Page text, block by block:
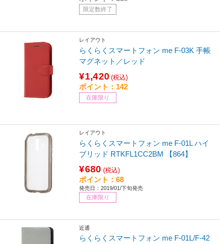
限定数終了
レイアウト
らくらくスマートフォン me F-03K 手帳
マグネット／レッド
¥1,420 (税込)
ポイント：142
在庫限り
レイアウト
らくらくスマートフォン me F-01L ハイ
ブリッド RTKFL1CC2BM 【864】
¥680 (税込)
ポイント：68
発売日：2019/01/下旬発売
在庫限り
近通
らくらくスマートフォン me F-01L/F-42